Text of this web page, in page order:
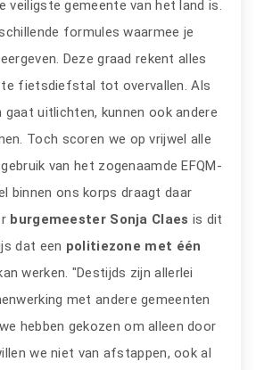
veiligste gemeente van het land is.
formules waarmee je
Deze graad rekent alles
fietsdiefstal tot overvallen. Als
gaat uitlichten, kunnen ook andere
Toch scoren we op vrijwel alle
van het zogenaamde EFQM-
binnen ons korps draagt daar
burgemeester Sonja Claes is dit
dat een politiezone met één
werken. "Destijds zijn allerlei
met andere gemeenten
hebben gekozen om alleen door
we niet van afstappen, ook al